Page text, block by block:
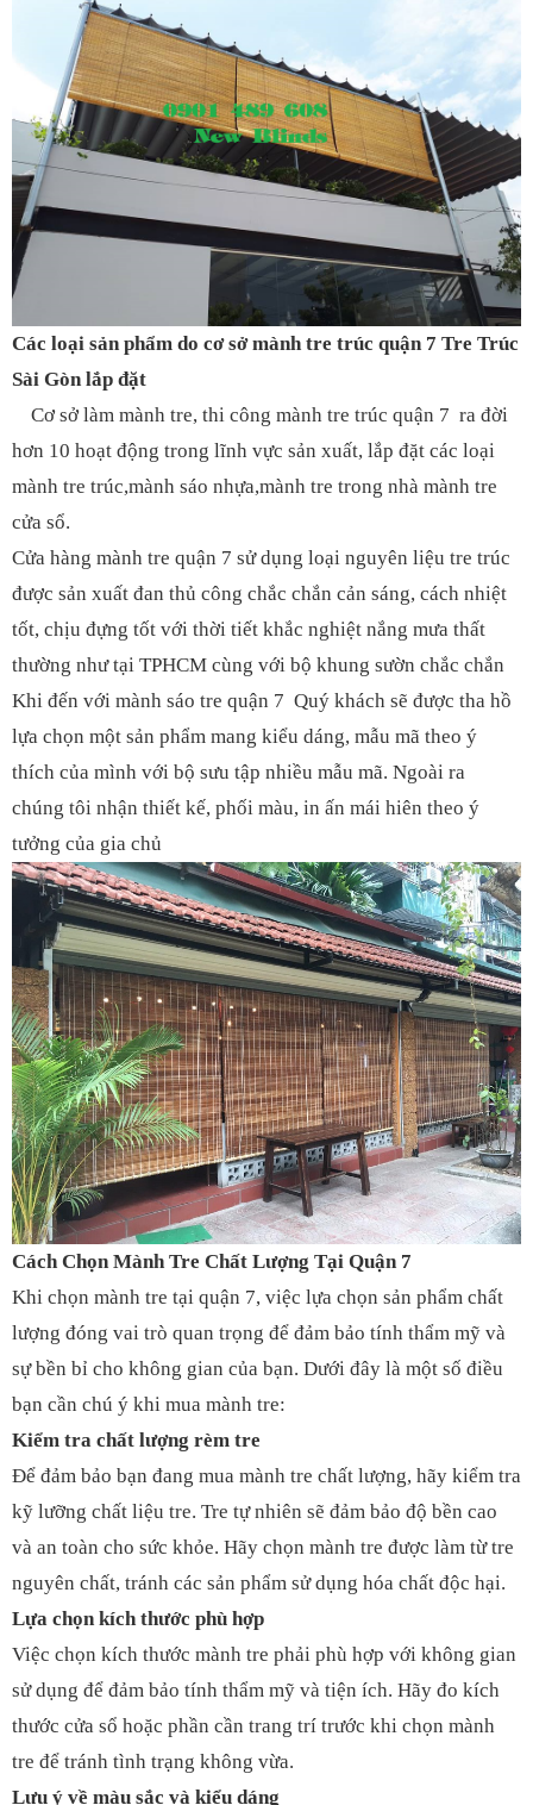
Các loại sản phẩm do cơ sở mành tre trúc quận 7 Tre Trúc
Sài Gòn lắp đặt
Cơ sở làm mành tre, thi công mành tre trúc quận 7 ra đời
hơn 10 hoạt động trong lĩnh vực sản xuất, lắp đặt các loại
mành tre trúc,mành sáo nhựa,mành tre trong nhà mành tre
cửa sổ.
Cửa hàng mành tre quận 7 sử dụng loại nguyên liệu tre trúc
được sản xuất đan thủ công chắc chắn cản sáng, cách nhiệt
tốt, chịu đựng tốt với thời tiết khắc nghiệt nắng mưa thất
thường như tại TPHCM cùng với bộ khung sườn chắc chắn
Khi đến với mành sáo tre quận 7 Quý khách sẽ được tha hồ
lựa chọn một sản phẩm mang kiểu dáng, mẫu mã theo ý
thích của mình với bộ sưu tập nhiều mẫu mã. Ngoài ra
chúng tôi nhận thiết kế, phối màu, in ấn mái hiên theo ý
tưởng của gia chủ
Cách Chọn Mành Tre Chất Lượng Tại Quận 7
Khi chọn mành tre tại quận 7, việc lựa chọn sản phẩm chất
lượng đóng vai trò quan trọng để đảm bảo tính thẩm mỹ và
sự bền bỉ cho không gian của bạn. Dưới đây là một số điều
bạn cần chú ý khi mua mành tre:
Kiểm tra chất lượng rèm tre
Để đảm bảo bạn đang mua mành tre chất lượng, hãy kiểm tra
kỹ lưỡng chất liệu tre. Tre tự nhiên sẽ đảm bảo độ bền cao
và an toàn cho sức khỏe. Hãy chọn mành tre được làm từ tre
nguyên chất, tránh các sản phẩm sử dụng hóa chất độc hại.
Lựa chọn kích thước phù hợp
Việc chọn kích thước mành tre phải phù hợp với không gian
sử dụng để đảm bảo tính thẩm mỹ và tiện ích. Hãy đo kích
thước cửa sổ hoặc phần cần trang trí trước khi chọn mành
tre để tránh tình trạng không vừa.
Lưu ý về màu sắc và kiểu dáng